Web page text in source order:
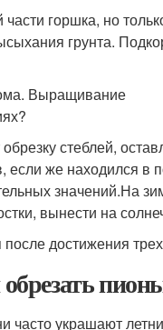
горшка, но
грунта.
стеблей,
если же находился в
значений.На
вынести на
достижения
украшают